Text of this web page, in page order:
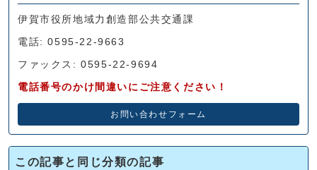
伊賀市役所地域力創造部公共交通課
電話: 0595-22-9663
ファックス: 0595-22-9694
電話番号のかけ間違いにご注意ください！
お問い合わせフォーム
この記事と同じ分類の記事